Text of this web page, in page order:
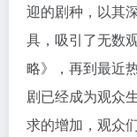
迎的剧种，以其
具，吸引了无数
略》，再到最近
剧已经成为观众
求的增加，观众